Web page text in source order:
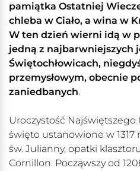
pamiątka Ostatniej
chleba w Ciało, a wina w
W ten dzień wierni idą w
jedną z najbarwniejszych
Świętochłowicach,
przemysłowym, obecnie
zaniedbanych.
Uroczystość Najświętszego
święto ustanowione w
św. Julianny, opatki
Cornillon. Począwszy od